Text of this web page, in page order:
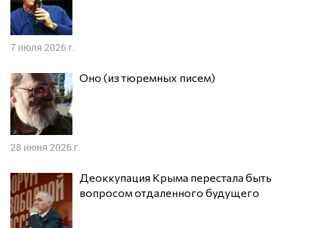
7 июля 2026 г.
Оно (из тюремных писем)
28 июня 2026 г.
Деоккупация Крыма перестала быть
вопросом отдаленного будущего